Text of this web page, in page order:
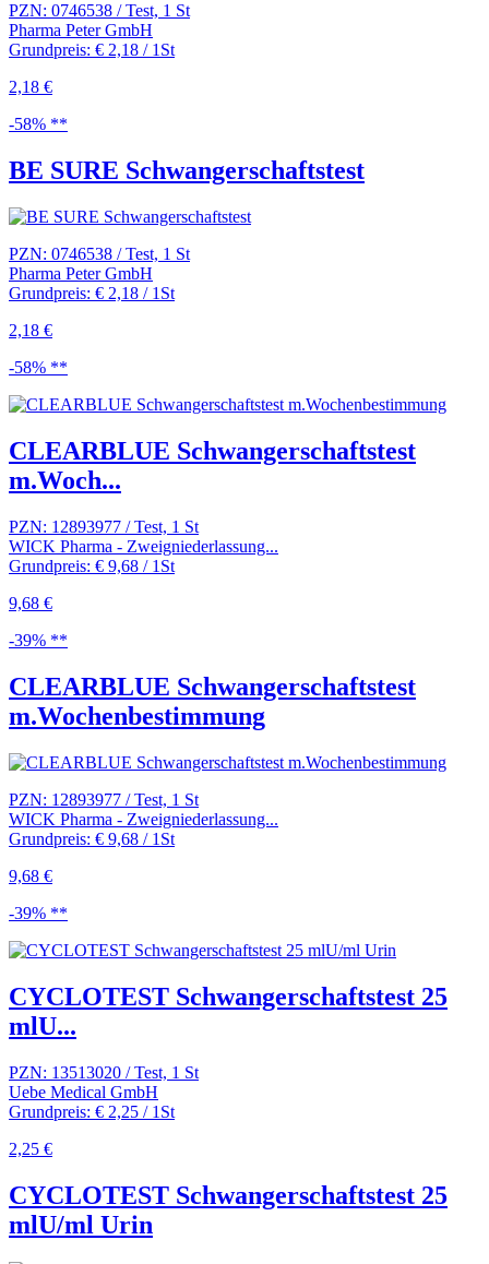
PZN: 0746538 / Test, 1 St
Pharma Peter GmbH
Grundpreis: € 2,18 / 1St
2,18 €
-58% **
BE SURE Schwangerschaftstest
PZN: 0746538 / Test, 1 St
Pharma Peter GmbH
Grundpreis: € 2,18 / 1St
2,18 €
-58% **
CLEARBLUE Schwangerschaftstest
m.Woch...
PZN: 12893977 / Test, 1 St
WICK Pharma - Zweigniederlassung...
Grundpreis: € 9,68 / 1St
9,68 €
-39% **
CLEARBLUE Schwangerschaftstest
m.Wochenbestimmung
PZN: 12893977 / Test, 1 St
WICK Pharma - Zweigniederlassung...
Grundpreis: € 9,68 / 1St
9,68 €
-39% **
CYCLOTEST Schwangerschaftstest 25
mlU...
PZN: 13513020 / Test, 1 St
Uebe Medical GmbH
Grundpreis: € 2,25 / 1St
2,25 €
CYCLOTEST Schwangerschaftstest 25
mlU/ml Urin